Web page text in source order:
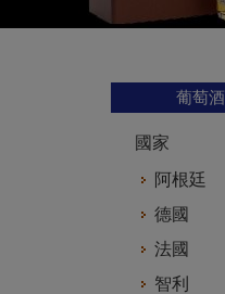
葡萄酒
國家
阿根廷
德國
法國
智利